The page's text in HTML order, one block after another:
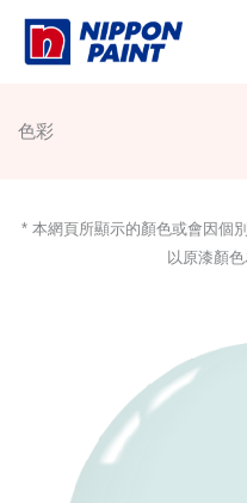
Skip
色彩
* 本網頁所顯示的顏色或會因個
以原漆顏色